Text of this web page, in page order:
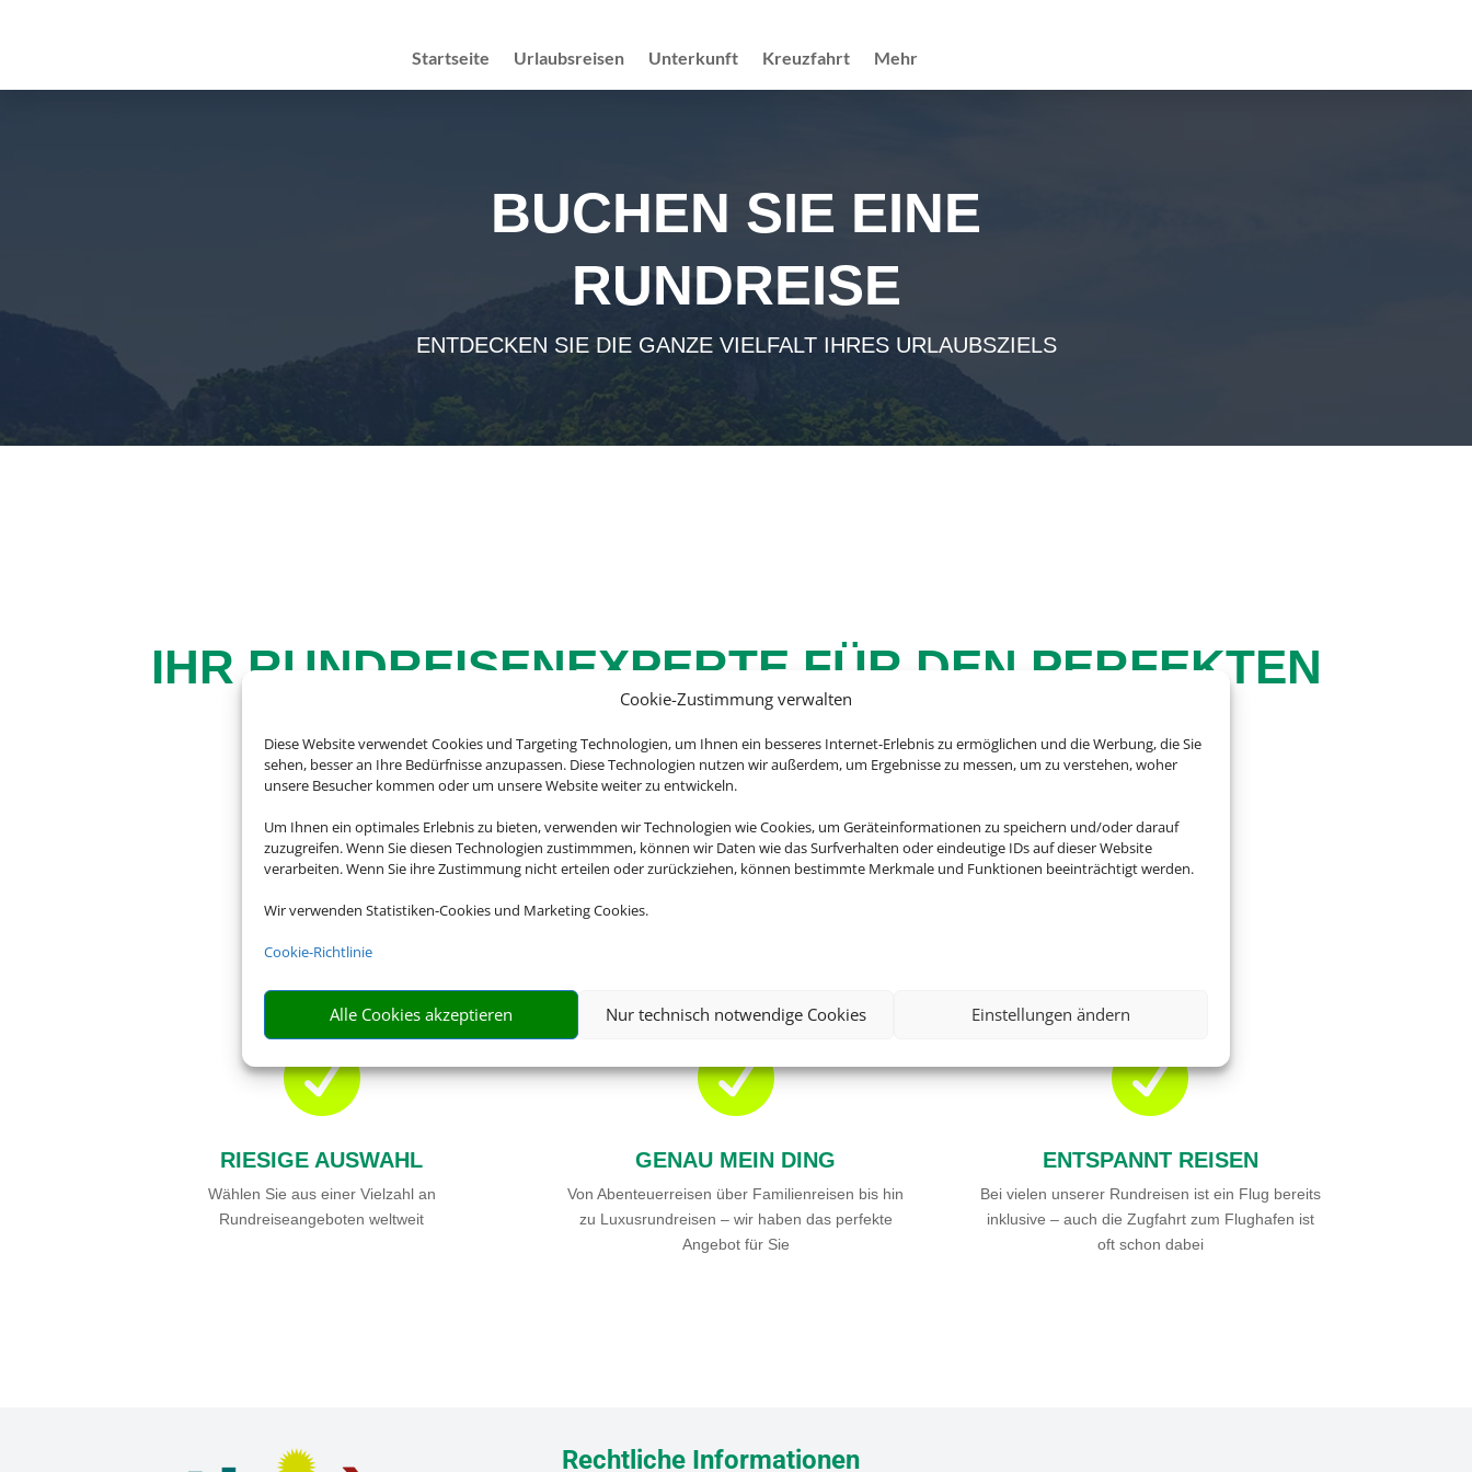
Cookie-Zustimmung verwalten
Diese Website verwendet Cookies und Targeting Technologien, um Ihnen ein besseres Internet-Erlebnis zu ermöglichen und die Werbung, die Sie
sehen, besser an Ihre Bedürfnisse anzupassen. Diese Technologien nutzen wir außerdem, um Ergebnisse zu messen, um zu verstehen, woher
unsere Besucher kommen oder um unsere Website weiter zu entwickeln.
Um Ihnen ein optimales Erlebnis zu bieten, verwenden wir Technologien wie Cookies, um Geräteinformationen zu speichern und/oder darauf
zuzugreifen. Wenn Sie diesen Technologien zustimmmen, können wir Daten wie das Surfverhalten oder eindeutige IDs auf dieser Website
verarbeiten. Wenn Sie ihre Zustimmung nicht erteilen oder zurückziehen, können bestimmte Merkmale und Funktionen beeinträchtigt werden.
Wir verwenden Statistiken-Cookies und Marketing Cookies.
Cookie-Richtlinie
Alle Cookies akzeptieren Nur technisch notwendige Cookies Einstellungen ändern
Startseite Urlaubsreisen Unterkunft Kreuzfahrt Mehr
BUCHEN SIE EINE
RUNDREISE
ENTDECKEN SIE DIE GANZE VIELFALT IHRES URLAUBSZIELS
IHR RUNDREISENEXPERTE FÜR DEN PERFEKTEN
URLAUB
Andalusien, Kuba, Kanada, die USA oder doch lieber Asien? Es gibt so viel zu entdecken auf der
Welt und mit unseren Rundreiseangebote erleben Sie Ihre Traumdestinationen in ihrer vollen

RIESIGE AUSWAHL
Wählen Sie aus einer Vielzahl an
Rundreiseangeboten weltweit

GENAU MEIN DING
Von Abenteuerreisen über Familienreisen bis hin
zu Luxusrundreisen – wir haben das perfekte
Angebot für Sie

ENTSPANNT REISEN
Bei vielen unserer Rundreisen ist ein Flug bereits
inklusive – auch die Zugfahrt zum Flughafen ist
oft schon dabei
Rechtliche Informationen